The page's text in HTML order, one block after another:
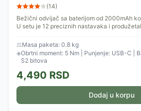
(14)
Bežični odvijač sa baterijom od 2000mAh
U setu je 12 preciznih nastavaka i
⚖Masa paketa: 0.8 kg
◈Obrtni moment: 5 Nm | Punjenje: USB-C |
S2 bitova
4,490 RSD
Dodaj u korpu